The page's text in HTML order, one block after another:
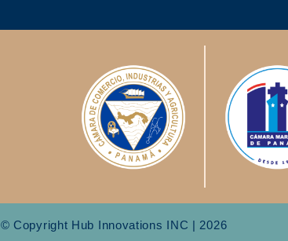
© Copyright Hub Innovations INC | 2026